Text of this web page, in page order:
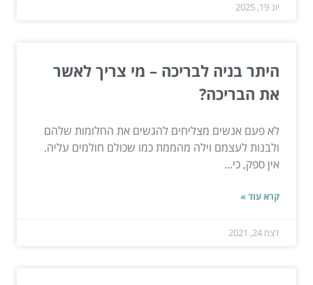
יונ 19, 2025
היתר בניה לבריכה – מי צריך לאשר
את הבריכה?
לא פעם אנשים מצליחים להגשים את החלומות שלהם
ולבנות לעצמם וילה מהממת כמו שכולם חולמים עליה.
אין ספק, כי...
קרא עוד »
דצמ 24, 2021